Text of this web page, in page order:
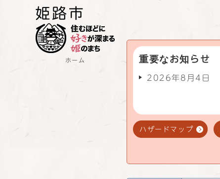
ホーム 重要なお知らせ
2026年8月4日
ハザードマップ